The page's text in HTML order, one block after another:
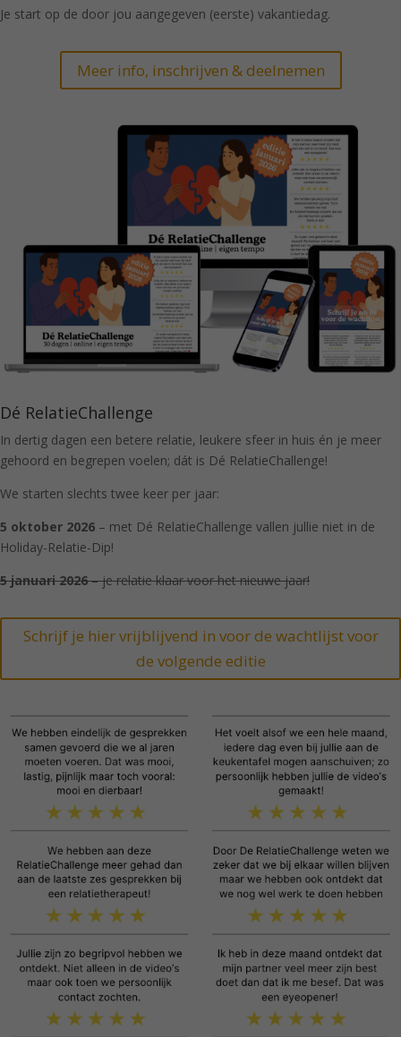
Je start op de door jou aangegeven (eerste) vakantiedag.
Meer info, inschrijven & deelnemen
Dé RelatieChallenge
In dertig dagen een betere relatie, leukere sfeer in huis én je meer
gehoord en begrepen voelen; dát is Dé RelatieChallenge!
We starten slechts twee keer per jaar:
5 oktober 2026 – met Dé RelatieChallenge vallen jullie niet in de
Holiday-Relatie-Dip!
5 januari 2026– je relatie klaar voor het nieuwe jaar!
Schrijf je hier vrijblijvend in voor de wachtlijst voor
de volgende editie